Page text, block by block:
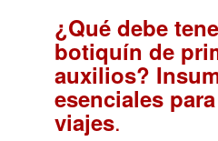
¿Qué debe
botiquín de
auxilios?
esenciales
viajes.